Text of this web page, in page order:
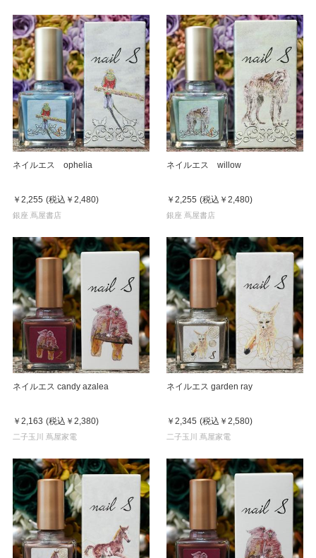
ネイルエス ophelia
￥2,255 (税込 ￥2,480)
銀座 蔦屋書店
ネイルエス willow
￥2,255 (税込 ￥2,480)
銀座 蔦屋書店
ネイルエス candy azalea
￥2,163 (税込 ￥2,380)
二子玉川 蔦屋家電
ネイルエス garden ray
￥2,345 (税込 ￥2,580)
二子玉川 蔦屋家電